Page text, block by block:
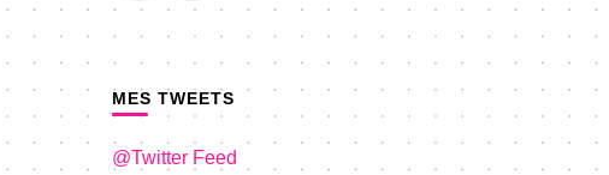
MES TWEETS
@Twitter Feed